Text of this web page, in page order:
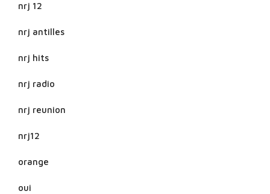
nrj 12
nrj antilles
nrj hits
nrj radio
nrj reunion
nrj12
orange
oui